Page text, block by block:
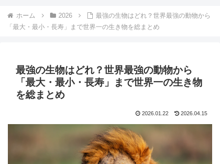
ホーム 2026
最強の生物はどれ？世界最強の動物から
「最大・最小・長寿」まで世界一の生き物を総まとめ
最強の生物はどれ？世界最強の動物から
「最大・最小・長寿」まで世界一の生き物
を総まとめ
2026.01.22 2026.04.15